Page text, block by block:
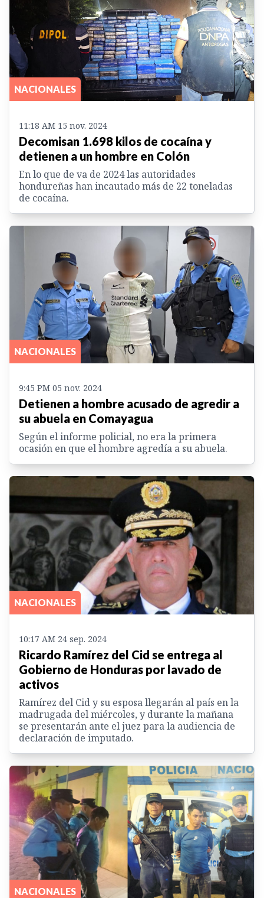
NACIONALES
11:18 AM 15 nov. 2024
Decomisan 1.698 kilos de cocaína y
detienen a un hombre en Colón
En lo que de va de 2024 las autoridades
hondureñas han incautado más de 22 toneladas
de cocaína.
NACIONALES
9:45 PM 05 nov. 2024
Detienen a hombre acusado de agredir a
su abuela en Comayagua
Según el informe policial, no era la primera
ocasión en que el hombre agredía a su abuela.
NACIONALES
10:17 AM 24 sep. 2024
Ricardo Ramírez del Cid se entrega al
Gobierno de Honduras por lavado de
activos
Ramírez del Cid y su esposa llegarán al país en la
madrugada del miércoles, y durante la mañana
se presentarán ante el juez para la audiencia de
declaración de imputado.
NACIONALES